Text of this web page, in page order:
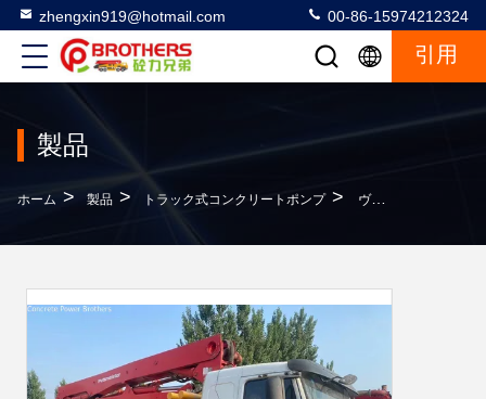
zhengxin919@hotmail.com 00-86-15974212324
引用
製品
ホーム > 製品 > トラック式コンクリートポンプ > ヴォルボ・シャシーと振動幅2.6mmの38メートルの中古コンクリートポンプ